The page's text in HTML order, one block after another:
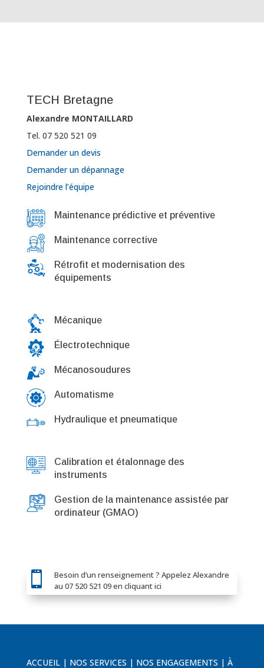
TECH Bretagne
Alexandre MONTAILLARD
Tel. 07 520 521 09
Demander un devis
Demander un dépannage
Rejoindre l’équipe
Maintenance prédictive et préventive
Maintenance corrective
Rétrofit et modernisation des
équipements
Mécanique
Électrotechnique
Mécanosoudures
Automatisme
Hydraulique et pneumatique
Calibration et étalonnage des
instruments
Gestion de la maintenance assistée par
ordinateur (GMAO)

Besoin d’un renseignement ? Appelez Alexandre
au 07 520 521 09 en cliquant ici
ACCUEIL| NOS SERVICES | NOS ENGAGEMENTS | À